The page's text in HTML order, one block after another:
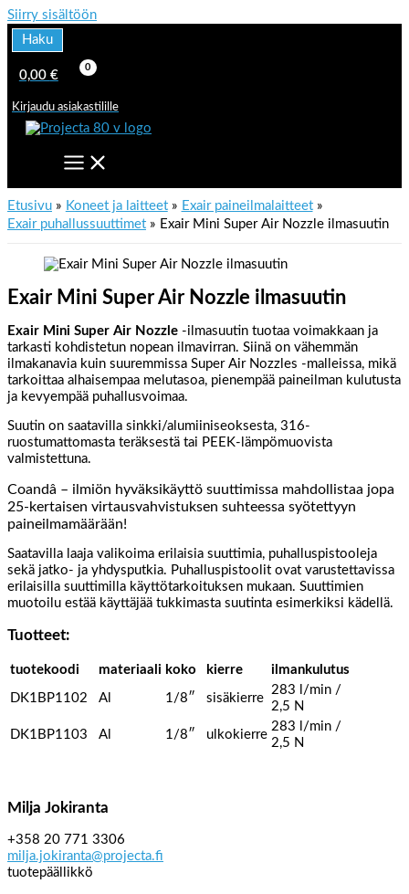
Siirry sisältöön
Haku
0,00 €
Kirjaudu asiakastilille
Etusivu Koneet ja laitteet
Exair paineilmalaitteet
Exair puhallussuuttimet
Exair Mini Super Air Nozzle ilmasuutin
Exair Mini Super Air Nozzle ilmasuutin
Exair Mini Super Air Nozzle -ilmasuutin tuotaa voimakkaan ja
tarkasti kohdistetun nopean ilmavirran. Siinä on vähemmän
ilmakanavia kuin suuremmissa Super Air Nozzles -malleissa, mikä
tarkoittaa alhaisempaa melutasoa, pienempää paineilman kulutusta
ja kevyempää puhallusvoimaa.
Suutin on saatavilla sinkki/alumiiniseoksesta, 316-
ruostumattomasta teräksestä tai PEEK-lämpömuovista
valmistettuna.
Coandâ – ilmiön hyväksikäyttö suuttimissa mahdollistaa jopa
25-kertaisen virtausvahvistuksen suhteessa syötettyyn
paineilmamäärään!
Saatavilla laaja valikoima erilaisia suuttimia, puhalluspistooleja
sekä jatko- ja yhdysputkia. Puhalluspistoolit ovat varustettavissa
erilaisilla suuttimilla käyttötarkoituksen mukaan. Suuttimien
muotoilu estää käyttäjää tukkimasta suutinta esimerkiksi kädellä.
Tuotteet:
tuotekoodi materiaali koko kierre ilmankulutus
DK1BP1102 Al 1/8″ sisäkierre
283 l/min /
2,5 N
DK1BP1103 Al 1/8″ ulkokierre
283 l/min /
2,5 N
Milja Jokiranta
+358 20 771 3306
milja.jokiranta@projecta.fi
tuotepäällikkö